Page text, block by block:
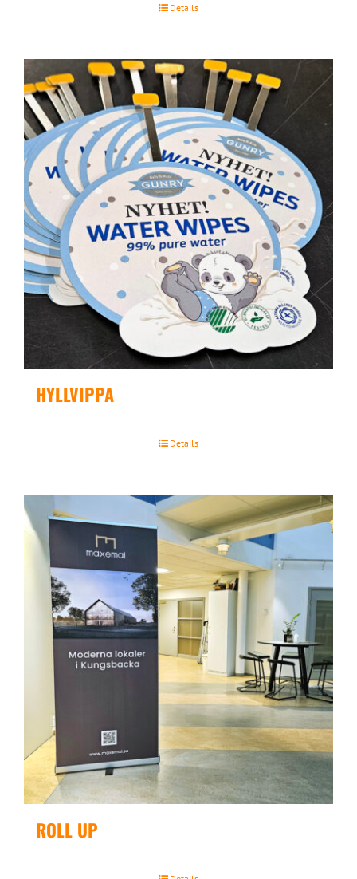
Details
HYLLVIPPA
Details
ROLL UP